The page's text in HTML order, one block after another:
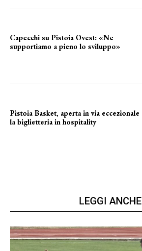
Capecchi su Pistoia Ovest: «Ne
supportiamo a pieno lo sviluppo»
Pistoia Basket, aperta in via eccezionale
la biglietteria in hospitality
LEGGI ANCHE